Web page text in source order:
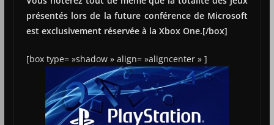
présentés lors de la future conférence de Microsoft
est exclusivement réservée à la Xbox One.[/box]
[box type= »shadow » align= »aligncenter » ]